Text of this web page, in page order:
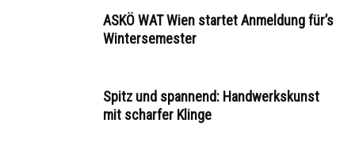
ASKÖ WAT Wien startet Anmeldung für’s
Wintersemester
Spitz und spannend: Handwerkskunst
mit scharfer Klinge